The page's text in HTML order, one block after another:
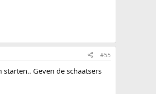
#55
Geven de schaatsers